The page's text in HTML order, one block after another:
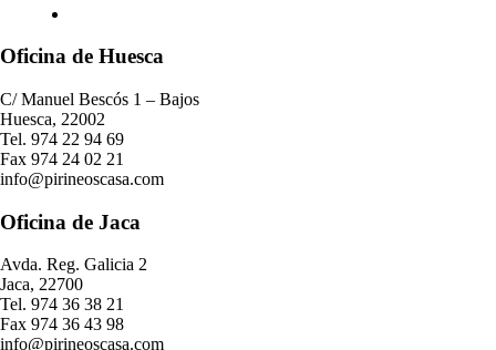
Oficina de Huesca
C/ Manuel Bescós 1 – Bajos
Huesca, 22002
Tel. 974 22 94 69
Fax 974 24 02 21
info@pirineoscasa.com
Oficina de Jaca
Avda. Reg. Galicia 2
Jaca, 22700
Tel. 974 36 38 21
Fax 974 36 43 98
info@pirineoscasa.com